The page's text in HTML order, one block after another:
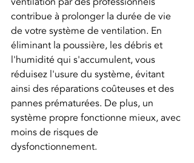
contribue à prolonger la durée de vie
de votre système de ventilation. En
éliminant la poussière, les débris et
l'humidité qui s'accumulent, vous
réduisez l'usure du système, évitant
ainsi des réparations coûteuses et des
pannes prématurées. De plus, un
système propre fonctionne mieux, avec
moins de risques de
dysfonctionnement.